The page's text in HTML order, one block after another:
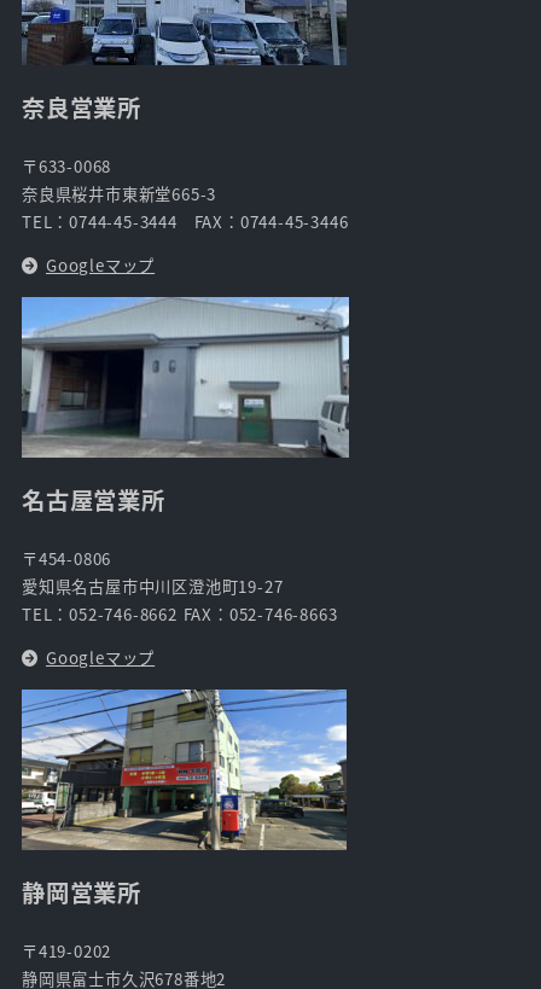
奈良営業所
〒633-0068
奈良県桜井市東新堂665-3
TEL：0744-45-3444 FAX：0744-45-3446
Googleマップ
名古屋営業所
〒454-0806
愛知県名古屋市中川区澄池町19-27
TEL：052-746-8662 FAX：052-746-8663
Googleマップ
静岡営業所
〒419-0202
静岡県富士市久沢678番地2